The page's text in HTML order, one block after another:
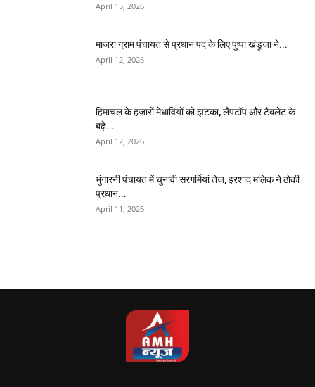
April 15, 2026
माजरा ग्राम पंचायत से प्रधान पद के लिए पुष्पा खंडूजा ने...
April 12, 2026
हिमाचल के हजारों मेधावियों को झटका, लैपटॉप और टैबलेट के
बढ़े...
April 12, 2026
भुंगारनी पंचायत में चुनावी सरगर्मियां तेज, इरशाद मलिक ने ठोकी
प्रधान...
April 11, 2026